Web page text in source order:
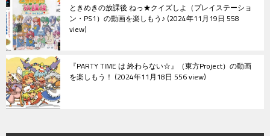
ときめきの放課後 ねっ★クイズしよ（プレイステーショ
ン・PS1）の動画を楽しもう♪ 2024年11月19日 558
view
『PARTY TIME は 終わらない☆』（東方Project）の動画
を楽しもう！ 2024年11月18日 556 view